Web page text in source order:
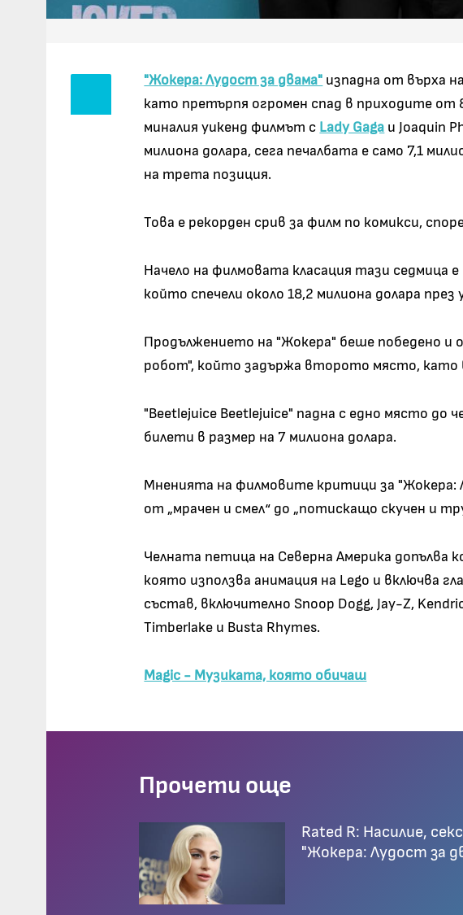
"Жокера: Лудост за двама" изпадна от върха
като претърпя огромен спад в приходите от
миналия уикенд филмът с Lady Gaga и Joaquin
милиона долара, сега печалбата е само 7,1
на трета позиция.
Това е рекорден срив за филм по комикси,
Начело на филмовата класация тази седмица
който спечели около 18,2 милиона долара през
Продължението на "Жокера" беше победено и
робот", който задържа второто място, като
"Beetlejuice Beetlejuice" падна с едно място до
билети в размер на 7 милиона долара.
Мненията на филмовите критици за "Жокера:
от „мрачен и смел“ до „потискащо скучен и
Челната петица на Северна Америка допълва
която използва анимация на Lego и включва
състав, включително Snoop Dogg, Jay-Z,
Timberlake и Busta Rhymes.
Magic - Музиката, която обичаш
Прочети още
Rated R: Насилие,
"Жокера: Лудост за